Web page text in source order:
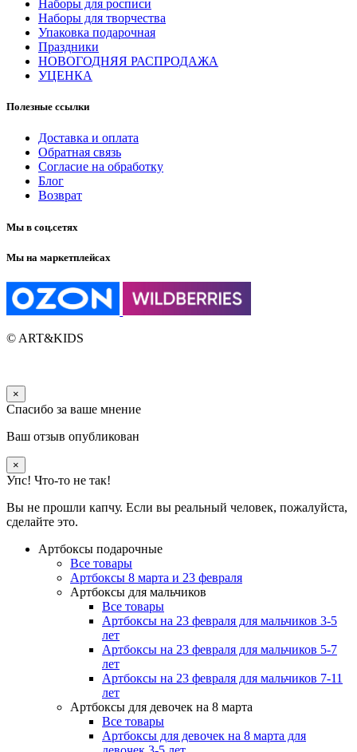
Наборы для росписи
Наборы для творчества
Упаковка подарочная
Праздники
НОВОГОДНЯЯ РАСПРОДАЖА
УЦЕНКА
Полезные ссылки
Доставка и оплата
Обратная связь
Согласие на обработку
Блог
Возврат
Мы в соц.сетях
Мы на маркетплейсах
© ART&KIDS
×
Спасибо за ваше мнение
Ваш отзыв опубликован
×
Упс! Что-то не так!
Вы не прошли капчу. Если вы реальный человек, пожалуйста,
сделайте это.
Артбоксы подарочные
Все товары
Артбоксы 8 марта и 23 февраля
Артбоксы для мальчиков
Все товары
Артбоксы на 23 февраля для мальчиков 3-5
лет
Артбоксы на 23 февраля для мальчиков 5-7
лет
Артбоксы на 23 февраля для мальчиков 7-11
лет
Артбоксы для девочек на 8 марта
Все товары
Артбоксы для девочек на 8 марта для